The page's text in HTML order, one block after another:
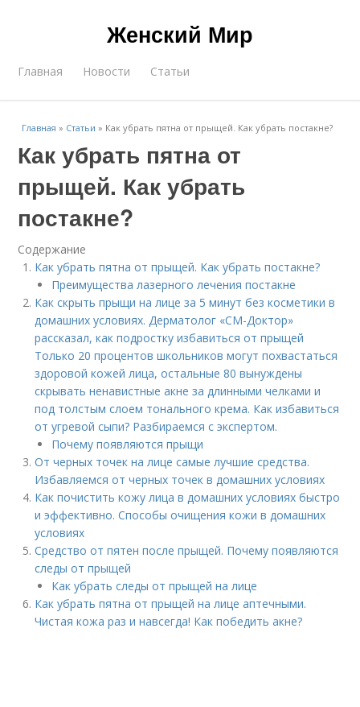
Женский Мир
Главная Новости Статьи
Главная » Статьи » Как убрать пятна от прыщей. Как убрать постакне?
Как убрать пятна от
прыщей. Как убрать
постакне?
Содержание
Как убрать пятна от прыщей. Как убрать постакне?
Преимущества лазерного лечения постакне
Как скрыть прыщи на лице за 5 минут без косметики в
домашних условиях. Дерматолог «СМ-Доктор»
рассказал, как подростку избавиться от прыщей
Только 20 процентов школьников могут похвастаться
здоровой кожей лица, остальные 80 вынуждены
скрывать ненавистные акне за длинными челками и
под толстым слоем тонального крема. Как избавиться
от угревой сыпи? Разбираемся с экспертом.
Почему появляются прыщи
От черных точек на лице самые лучшие средства.
Избавляемся от черных точек в домашних условиях
Как почистить кожу лица в домашних условиях быстро
и эффективно. Способы очищения кожи в домашних
условиях
Средство от пятен после прыщей. Почему появляются
следы от прыщей
Как убрать следы от прыщей на лице
Как убрать пятна от прыщей на лице аптечными.
Чистая кожа раз и навсегда! Как победить акне?